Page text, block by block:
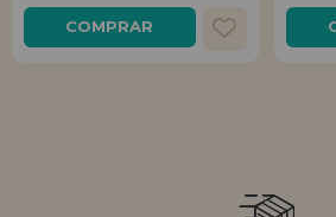
COMPRAR